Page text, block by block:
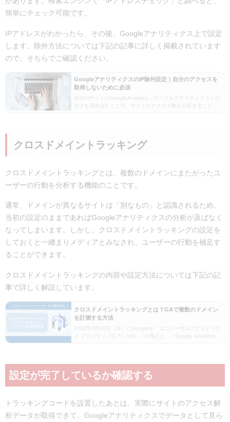
簡単にチェック可能です。
IPアドレスがわかったら、その後、Googleアナリティクス上で設定
します。除外方法については下記の記事に詳しく掲載されています
ので、そちらでご確認ください。
GoogleアナリティクスのIP除外設定｜自分のアクセスを
取得しないために必須
自分のサイトにGoogleAnalytics（グーグルアナリティクス）の
タグを埋め込むことで、サイトのアクセス数を分析することが
クロスドメイントラッキング
クロスドメイントラッキングとは、複数のドメインにまたがったユ
ーザーの行動を分析する機能のことです。
通常、ドメインが異なるサイトは「別なもの」と認識されるため、
当初の設定のままであればGoogleアナリティクスの分析が及ばなく
なってしまいます。しかし、クロスドメイントラッキングの設定を
しておくと一纏まりメディアとみなされ、ユーザーの行動を補足す
ることができます。
クロスドメイントラッキングの内容や設定方法については下記の記
事で詳しく解説しています。
クロスドメイントラッキングとは？GAで複数のドメイン
を計測する方法
2022年3月16日（水）にGoogleが「ユニバーサルアナリティク
ス プロパティ（以下、UA）」の廃止と、「Google Analytics 4
設定が完了しているか確認する
トラッキングコードを設置したあとは、実際にサイトのアクセス解
析データが取得できて、Googleアナリティクスでデータとして見ら